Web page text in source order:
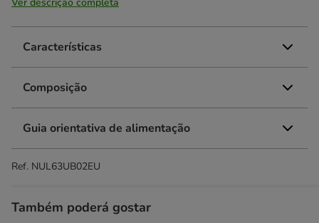
Características
Composição
Guia orientativa de alimentação
Ref. NUL63UB02EU
Também poderá gostar